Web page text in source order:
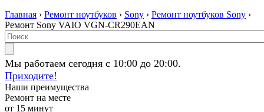
Главная › Ремонт ноутбуков › Sony › Ремонт ноутбуков Sony ›
Ремонт Sony VAIO VGN-CR290EAN
Мы работаем сегодня с 10:00 до 20:00.
Приходите!
Наши преимущества
Ремонт на месте
от 15 минут